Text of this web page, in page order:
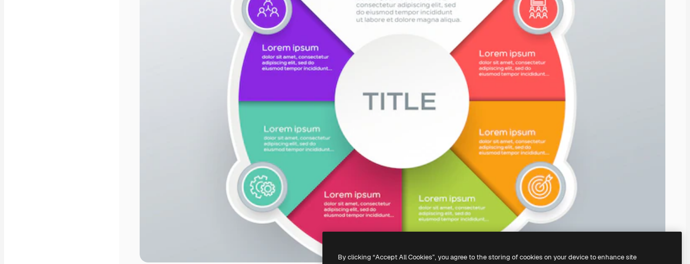
By clicking “Accept All Cookies”, you agree to the storing of cookies on your device to enhance site